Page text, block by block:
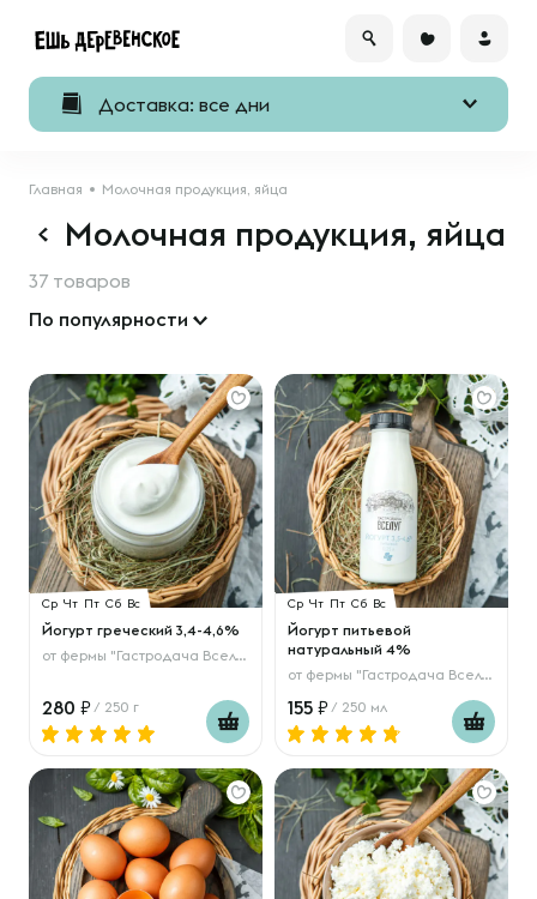
Доставка: все дни
Главная Молочная продукция, яйца
Молочная продукция, яйца
37 товаров
По популярности
Ср Чт Пт Сб Вс
Йогурт греческий 3,4-4,6%
от фермы "Гастродача Вселуг"
280 / 250 г
Ср Чт Пт Сб Вс
Йогурт питьевой
натуральный 4%
от фермы "Гастродача Вселуг"
155 / 250 мл